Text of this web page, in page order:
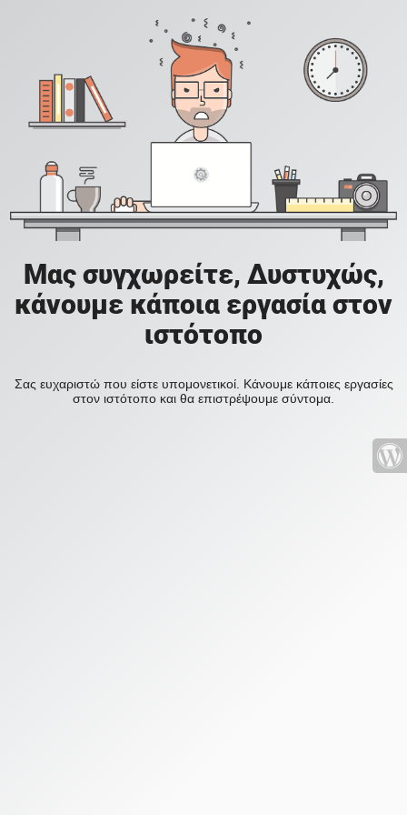
Μας συγχωρείτε, Δυστυχώς,
κάνουμε κάποια εργασία στον
ιστότοπο
Σας ευχαριστώ που είστε υπομονετικοί. Κάνουμε κάποιες εργασίες
στον ιστότοπο και θα επιστρέψουμε σύντομα.